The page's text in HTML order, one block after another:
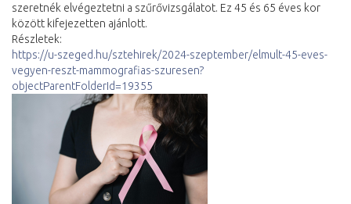
szeretnék elvégeztetni a szűrővizsgálatot. Ez 45 és 65 éves kor
között kifejezetten ajánlott.
Részletek:
https://u-szeged.hu/sztehirek/2024-szeptember/elmult-45-eves-
vegyen-reszt-mammografias-szuresen?
objectParentFolderId=19355